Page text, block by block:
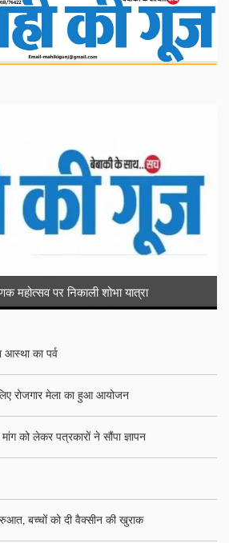
महोत्सव पर निकाली शोभा यात्रा
आस्था का पर्व
रोजगार मेला का हुआ आयोजन
को लेकर पत्रकारों ने सौंपा ज्ञापन
बच्चों को दी वैक्सीन की खुराक